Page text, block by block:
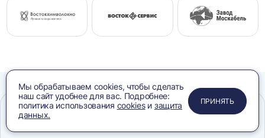
Остались
вопросы?
ПРИМЕНИТЬ
ЗАКРЫТЬ
ЗАКРЫТЬ
ЗАКРЫТЬ
Мы обрабатываем cookies, чтобы сделать
наш сайт удобнее для вас. Подробнее:
политика использования cookiesи защита
данных.
ПРИНЯТЬ